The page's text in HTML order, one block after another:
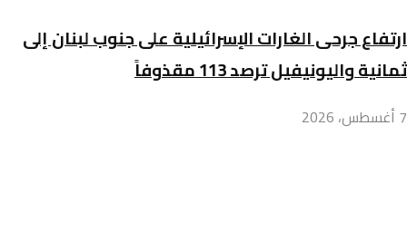
ارتفاع جرحى الغارات الإسرائيلية على جنوب لبنان إلى
ثمانية واليونيفيل ترصد 113 مقذوفاً
7 أغسطس، 2026